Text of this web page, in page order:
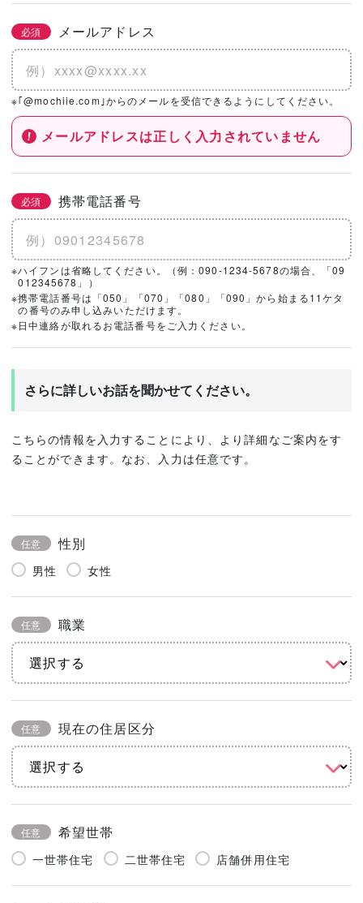
必須 メールアドレス
※｢@mochiie.com｣からのメールを受信できるようにしてください。
メールアドレスは正しく入力されていません
必須 携帯電話番号
※ハイフンは省略してください。（例：090-1234-5678の場合、「09
012345678」）
※携帯電話番号は「050」「070」「080」「090」から始まる11ケタ
の番号のみ申し込みいただけます。
※日中連絡が取れるお電話番号をご入力ください。
さらに詳しいお話を聞かせてください。
こちらの情報を入力することにより、より詳細なご案内をす
ることができます。なお、入力は任意です。
任意 性別
男性 女性
任意 職業
任意 現在の住居区分
任意 希望世帯
一世帯住宅 二世帯住宅 店舗併用住宅